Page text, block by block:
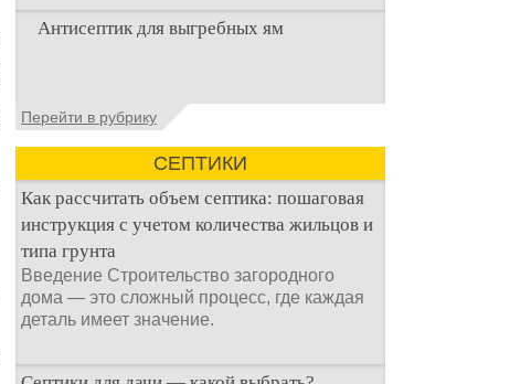
Очистка канализационного стока или
выгребной ямой всегда являлась не
Антисептик для выгребных ям
Общие сведения об антисептиках
Антисептик для выгребных ям – это
специальные препараты, которые
Перейти в рубрику
СЕПТИКИ
Как рассчитать объем септика: пошаговая
инструкция с учетом количества жильцов и
типа грунта
Введение Строительство загородного
дома — это сложный процесс, где каждая
деталь имеет значение.